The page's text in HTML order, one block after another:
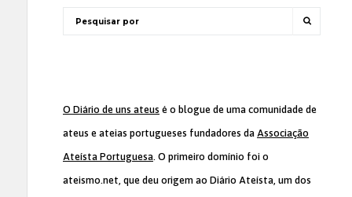
O Diário de uns ateus é o blogue de uma comunidade de
ateus e ateias portugueses fundadores da Associação
Ateísta Portuguesa. O primeiro domínio foi o
ateismo.net, que deu origem ao Diário Ateísta, um dos